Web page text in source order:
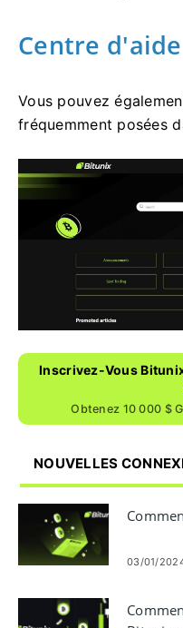
Centre
Vous pouvez
fréquemment posées
Inscrivez-Vous
Obtenez 10 000 $
NOUVELLES
03/01/